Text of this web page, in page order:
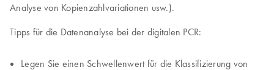
Analyse von Kopienzahlvariationen usw.).
Tipps für die Datenanalyse bei der digitalen PCR:
Legen Sie einen Schwellenwert für die Klassifizierung von